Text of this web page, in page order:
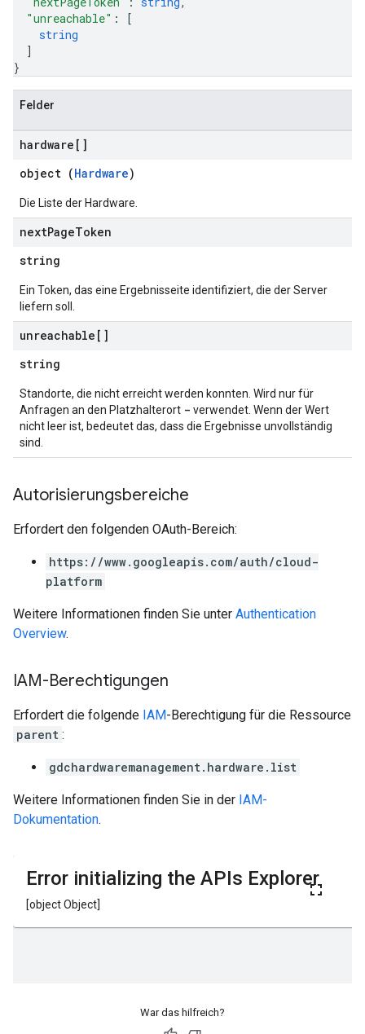
"unreachable" :
[
string
]
}
Felder
hardware[]
object (Hardware)
Die Liste der Hardware.
nextPageToken
string
Ein Token, das eine Ergebnisseite identifiziert, die der Server
liefern soll.
unreachable[]
string
Standorte, die nicht erreicht werden konnten. Wird nur für
Anfragen an den Platzhalterort - verwendet. Wenn der Wert
nicht leer ist, bedeutet das, dass die Ergebnisse unvollständig
sind.
Autorisierungsbereiche
Erfordert den folgenden OAuth-Bereich:
https://www.googleapis.com/auth/cloud-
platform
Weitere Informationen finden Sie unter Authentication
Overview.
IAM-Berechtigungen
Erfordert die folgende IAM-Berechtigung für die Ressource
parent :
gdchardwaremanagement.hardware.list
Weitere Informationen finden Sie in der IAM-
Dokumentation.
War das hilfreich?